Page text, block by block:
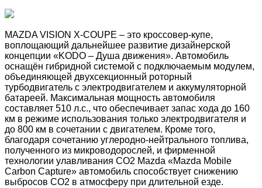
MAZDA VISION X-COUPE – это кроссовер-купе,
воплощающий дальнейшее развитие дизайнерской
концепции «KODO – Душа движения». Автомобиль
оснащён гибридной системой с подключаемым модулем,
объединяющей двухсекционный роторный
турбодвигатель с электродвигателем и аккумуляторной
батареей. Максимальная мощность автомобиля
составляет 510 л.с., что обеспечивает запас хода до 160
км в режиме использования только электродвигателя и
до 800 км в сочетании с двигателем. Кроме того,
благодаря сочетанию углеродно-нейтрального топлива,
полученного из микроводорослей, и фирменной
технологии улавливания CO2 Mazda «Mazda Mobile
Carbon Capture» автомобиль способствует снижению
выбросов CO2 в атмосферу при длительной езде.